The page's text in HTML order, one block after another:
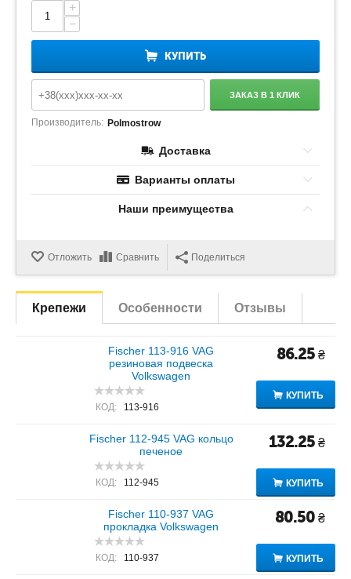
+
−
КУПИТЬ
ЗАКАЗ В 1 КЛИК
Производитель: Polmostrow
Доставка
Варианты оплаты
Наши преимущества
Отложить Сравнить Поделиться
Крепежи Особенности Отзывы
Fischer 113-916 VAG
резиновая подвеска
Volkswagen
КОД: 113-916
86.25 ₴
КУПИТЬ
Fischer 112-945 VAG кольцо
печеное
КОД: 112-945
132.25 ₴
КУПИТЬ
Fischer 110-937 VAG
прокладка Volkswagen
КОД: 110-937
80.50 ₴
КУПИТЬ